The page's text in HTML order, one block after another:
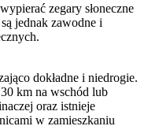
zegary słoneczne
jednak zawodne i
dokładne i niedrogie.
km na wschód lub
oraz istnieje
w zamieszkaniu